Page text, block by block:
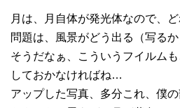
月は、月自体が発光体なので、
問題は、風景がどう出る（写る
そうだなぁ、こういうフイルム
しておかなければね…
アップした写真、多分これ、僕